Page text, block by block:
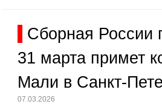
Сборная России
31 марта примет
Мали в Санкт-
07.03.2026